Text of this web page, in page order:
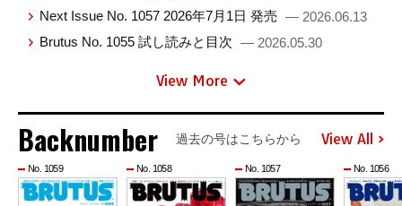
Next Issue No. 1057 2026年7月1日 発売 — 2026.06.13
Brutus No. 1055 試し読みと目次 — 2026.05.30
View More
Backnumber 過去の号はこちらから View All
No. 1059 No. 1058 No. 1057 No. 1056